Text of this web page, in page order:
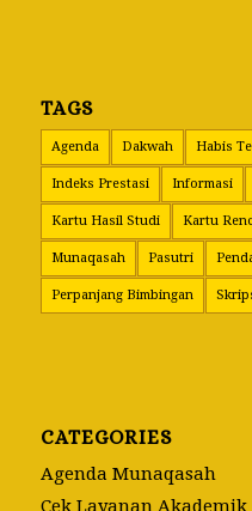
TAGS
Agenda Dakwah Habis
Indeks Prestasi Informasi
Kartu Hasil Studi Kartu
Munaqasah Pasutri
Perpanjang Bimbingan
CATEGORIES
Agenda Munaqasah
Cek Layanan Akademik